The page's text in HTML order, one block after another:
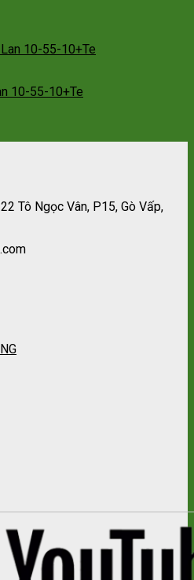
10-55-10+Te
Tô Ngọc Vân, P15, Gò Vấp,